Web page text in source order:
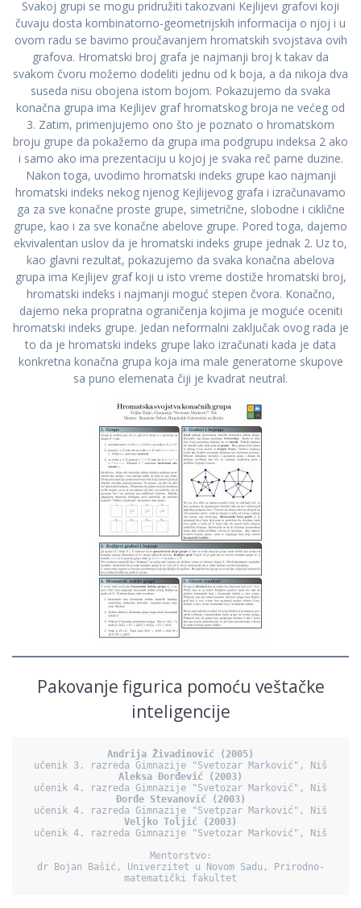
Svakoj grupi se mogu pridružiti takozvani Kejlijevi grafovi koji
čuvaju dosta kombinatorno-geometrijskih informacija o njoj i u
ovom radu se bavimo proučavanjem hromatskih svojstava ovih
grafova. Hromatski broj grafa je najmanji broj k takav da
svakom čvoru možemo dodeliti jednu od k boja, a da nikoja dva
suseda nisu obojena istom bojom. Pokazujemo da svaka
konačna grupa ima Kejlijev graf hromatskog broja ne većeg od
3. Zatim, primenjujemo ono što je poznato o hromatskom
broju grupe da pokažemo da grupa ima podgrupu indeksa 2 ako
i samo ako ima prezentaciju u kojoj je svaka reč parne duzine.
Nakon toga, uvodimo hromatski indeks grupe kao najmanji
hromatski indeks nekog njenog Kejlijevog grafa i izračunavamo
ga za sve konačne proste grupe, simetrične, slobodne i ciklične
grupe, kao i za sve konačne abelove grupe. Pored toga, dajemo
ekvivalentan uslov da je hromatski indeks grupe jednak 2. Uz to,
kao glavni rezultat, pokazujemo da svaka konačna abelova
grupa ima Kejlijev graf koji u isto vreme dostiže hromatski broj,
hromatski indeks i najmanji moguć stepen čvora. Konačno,
dajemo neka propratna ograničenja kojima je moguće oceniti
hromatski indeks grupe. Jedan neformalni zaključak ovog rada je
to da je hromatski indeks grupe lako izračunati kada je data
konkretna konačna grupa koja ima male generatorne skupove
sa puno elemenata čiji je kvadrat neutral.
Pakovanje figurica pomoću veštačke
inteligencije
Andrija Živadinović (2005)
Aleksa Đorđević (2003)
Đorđe Stevanović (2003)
Veljko Toljić (2003)
učenik 4. razreda Gimnazije "Svetozar Marković", Niš
Mentorstvo:
dr Bojan Bašić, Univerzitet u Novom Sadu, Prirodno-